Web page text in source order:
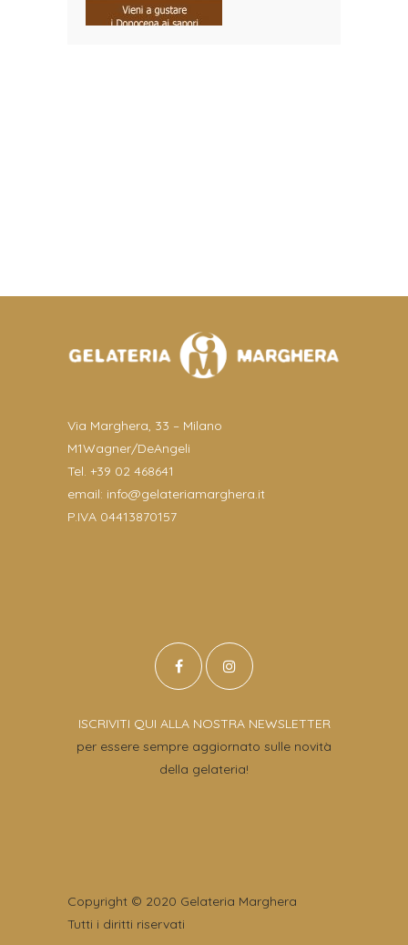
Via Marghera, 33 – Milano
M1Wagner/DeAngeli
Tel. +39 02 468641
email: info@gelateriamarghera.it
P.IVA 04413870157
ISCRIVITI QUI ALLA NOSTRA NEWSLETTER
per essere sempre aggiornato sulle novità
della gelateria!
Copyright © 2020 Gelateria Marghera
Tutti i diritti riservati